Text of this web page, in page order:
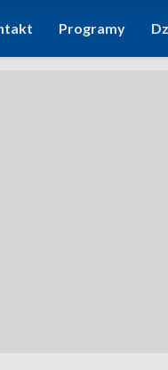
Programy